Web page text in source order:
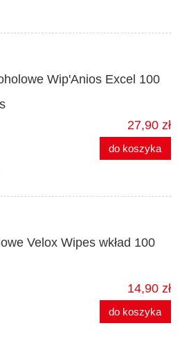
Wip'Anios Excel 100
27,90 zł
do koszyka
Velox Wipes wkład 100
14,90 zł
do koszyka